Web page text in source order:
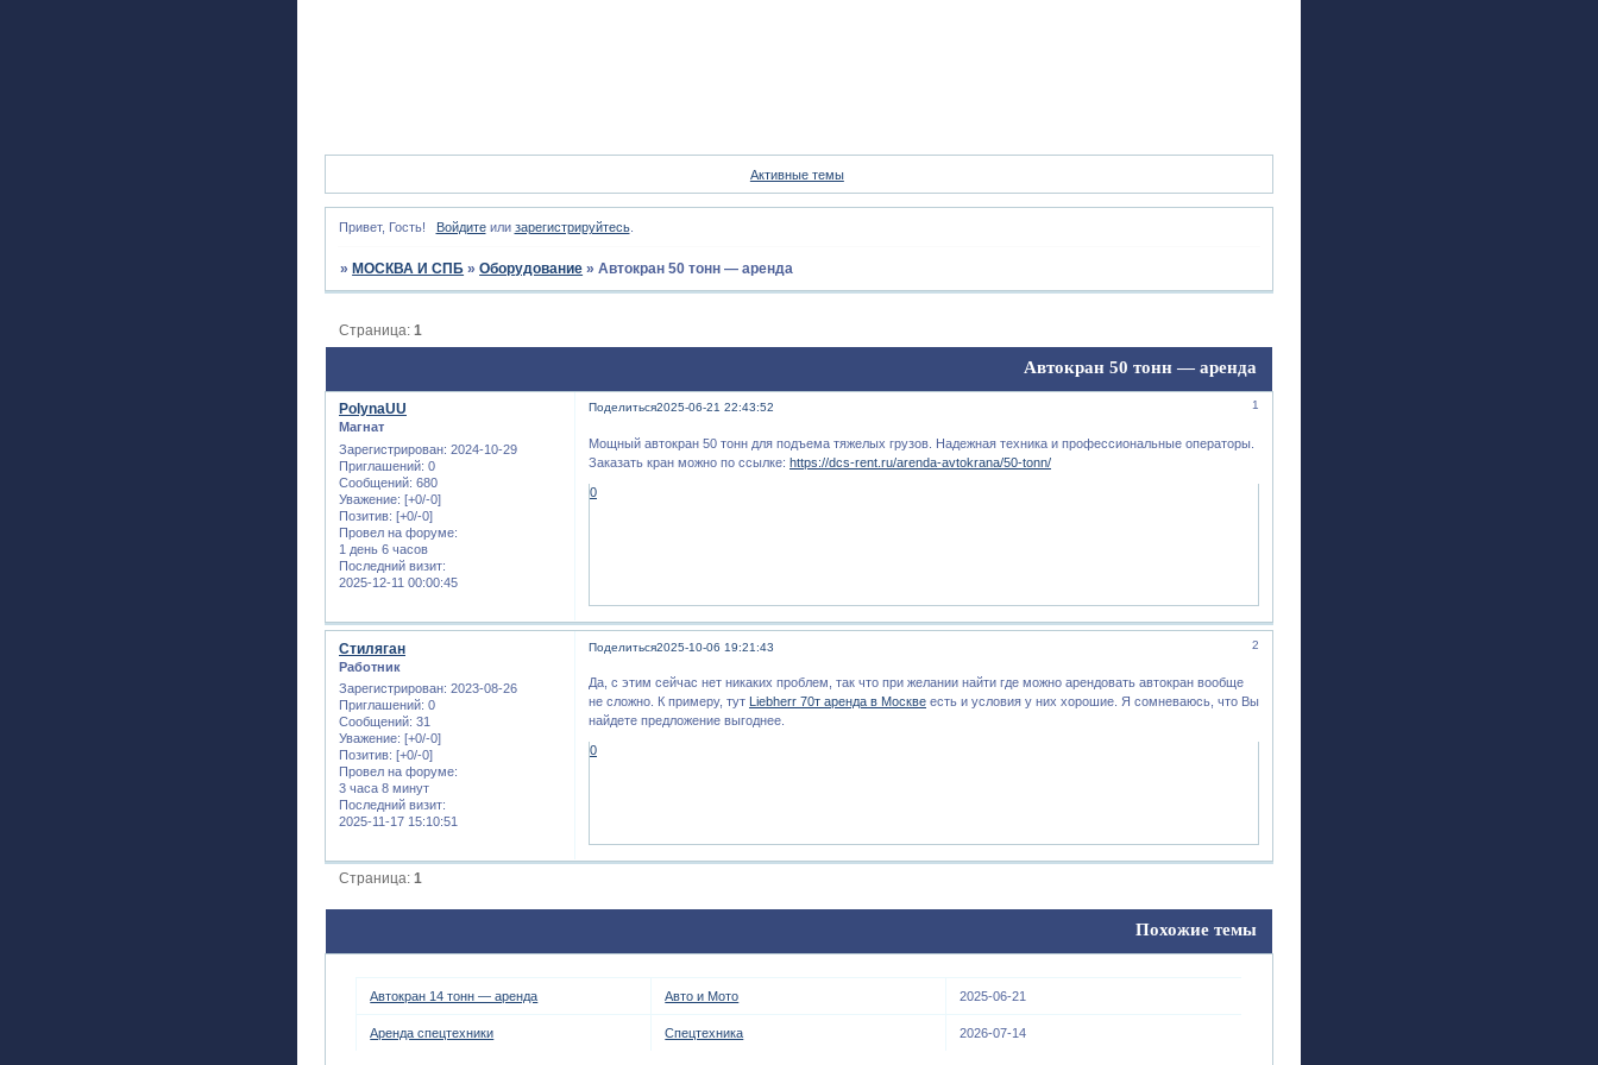
Активные темы
Привет, Гость! Войдитеили зарегистрируйтесь.
» МОСКВА И СПБ »Оборудование »Автокран 50 тонн — аренда
Автокран 50 тонн — аренда
Страница:1
Поделиться 1
2025-06-21 22:43:52
PolynaUU
Магнат
Зарегистрирован: 2024-10-29
Приглашений: 0
Сообщений: 680
Уважение: [+0/-0]
Позитив: [+0/-0]
Провел на форуме:
1 день 6 часов
Последний визит:
2025-12-11 00:00:45
Мощный автокран 50 тонн для подъема тяжелых грузов. Надежная техника и профессиональные операторы.
Заказать кран можно по ссылке:https://dcs-rent.ru/arenda-avtokrana/50-tonn/
0
Поделиться 2
2025-10-06 19:21:43
Стиляган
Работник
Зарегистрирован: 2023-08-26
Приглашений: 0
Сообщений: 31
Уважение: [+0/-0]
Позитив: [+0/-0]
Провел на форуме:
3 часа 8 минут
Последний визит:
2025-11-17 15:10:51
Да, с этим сейчас нет никаких проблем, так что при желании найти где можно арендовать автокран вообще
не сложно. К примеру, тут
Liebherr 70т аренда в Москве есть и условия у них хорошие. Я сомневаюсь, что Вы
найдете предложение выгоднее.
0
Страница:1
Похожие темы
Автокран 14 тонн — аренда Авто и Мото 2025-06-21
Аренда спецтехники Спецтехника 2026-07-14